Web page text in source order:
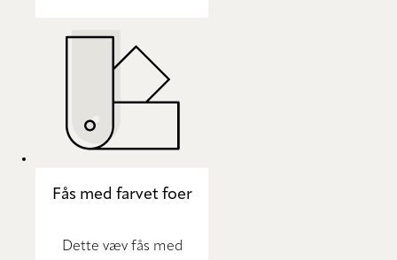
Fås med farvet foer
Dette væv fås med